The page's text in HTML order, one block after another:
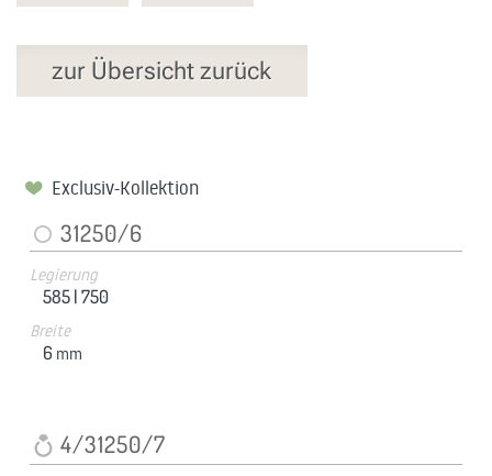
zur Übersicht zurück
Exclusiv-Kollektion
31250/6
Legierung
585 |750
Breite
6 mm
4/31250/7